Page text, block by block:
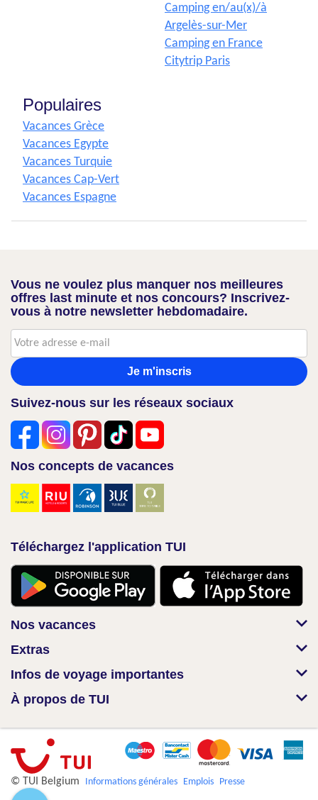
Camping en/au(x)/à
Argelès-sur-Mer
Camping en France
Citytrip Paris
Populaires
Vacances Grèce
Vacances Egypte
Vacances Turquie
Vacances Cap-Vert
Vacances Espagne
Vous ne voulez plus manquer nos meilleures
offres last minute et nos concours? Inscrivez-
vous à notre newsletter hebdomadaire.
Je m'inscris
Suivez-nous sur les réseaux sociaux
Nos concepts de vacances
Téléchargez l'application TUI
Nos vacances
Extras
Infos de voyage importantes
À propos de TUI
© TUI Belgium Informations générales Emplois Presse